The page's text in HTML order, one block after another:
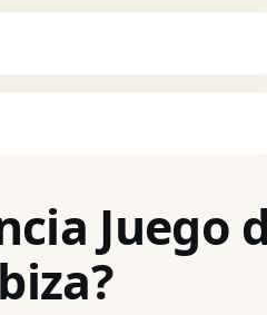
Juego